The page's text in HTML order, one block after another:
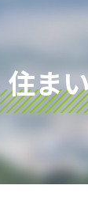
住ま